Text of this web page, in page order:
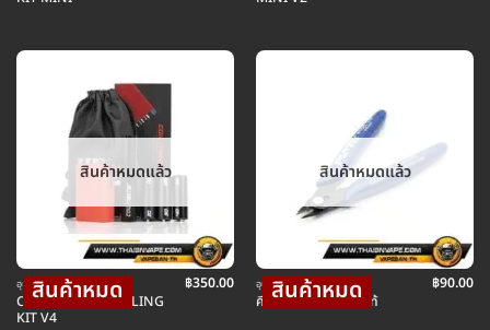
สินค้าหมดแล้ว
อุปกรณ์ บุหรี่ไฟฟ้า
COIL MASTER COILING
KIT V4
฿350.00
สินค้าหมดแล้ว
อุปกรณ์ บุหรี่ไฟฟ้า
คีมตัดลวด PLATO แท้
฿90.00